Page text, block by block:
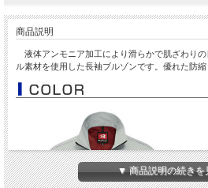
商品説明
液体アンモニア加工により滑らかで肌ざわり
ル素材を使用した長袖ブルゾンです。優れた防縮
▼ 商品説明の続き